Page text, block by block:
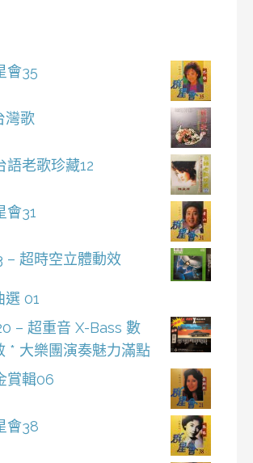
會35
灣歌
語老歌珍藏12
會31
– 超時空立體動效
選 01
– 超重音 X-Bass 數
* 大樂團演奏魅力滿點
賞輯06
會38